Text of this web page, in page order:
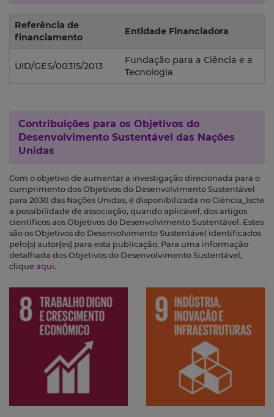
Referência de
financiamento
Entidade Financiadora
UID/GES/00315/2013
Fundação para a Ciência e a
Tecnologia
Contribuições para os Objetivos do
Desenvolvimento Sustentável das Nações
Unidas
Com o objetivo de aumentar a investigação direcionada para o
cumprimento dos Objetivos do Desenvolvimento Sustentável
para 2030 das Nações Unidas, é disponibilizada no Ciência_Iscte
a possibilidade de associação, quando aplicável, dos artigos
científicos aos Objetivos do Desenvolvimento Sustentável. Estes
são os Objetivos do Desenvolvimento Sustentável identificados
pelo(s) autor(es) para esta publicação. Para uma informação
detalhada dos Objetivos do Desenvolvimento Sustentável,
clique aqui.